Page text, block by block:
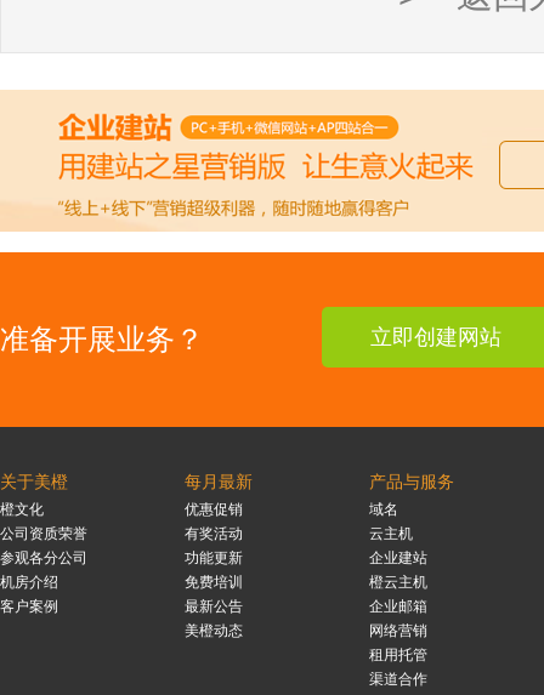
准备开展业务？ 立即创建网站
关于美橙
橙文化
公司资质荣誉
参观各分公司
机房介绍
客户案例
每月最新
优惠促销
有奖活动
功能更新
免费培训
最新公告
美橙动态
产品与服务
域名
云主机
企业建站
橙云主机
企业邮箱
网络营销
租用托管
渠道合作